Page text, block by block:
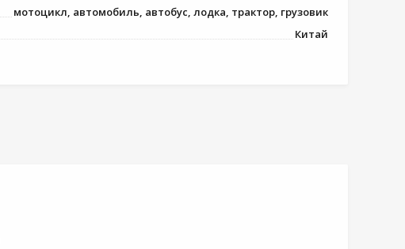
мотоцикл, автомобиль, автобус, лодка, трактор, грузовик
Китай